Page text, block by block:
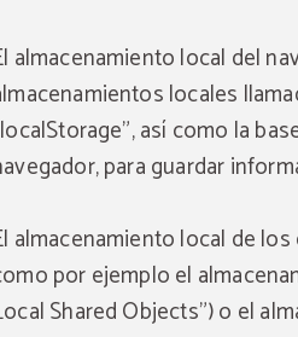
almacenamiento local del
locales
así como la
para guardar
almacenamiento local de
por ejemplo el
Shared Objects”) o el